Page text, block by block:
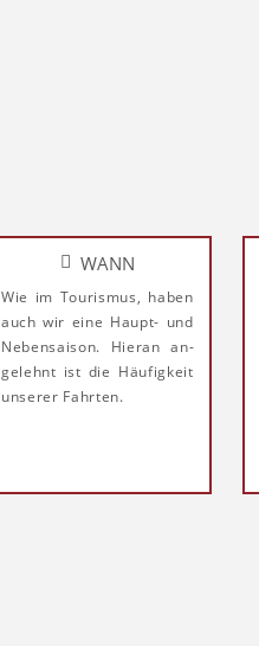
WANN
Wie im Tou­ris­mus, ha­ben
auch wir ei­ne Haupt- und
Ne­ben­sai­son. Hie­ran an­
ge­lehnt ist die Häu­fig­keit
un­ser­er Fahr­ten.